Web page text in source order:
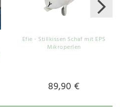
Efie - Stillkissen Schaf mit EPS
Mikroperlen
89,90 €